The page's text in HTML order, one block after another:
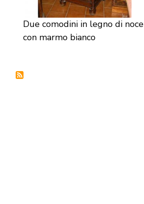
Due comodini in legno di noce
con marmo bianco